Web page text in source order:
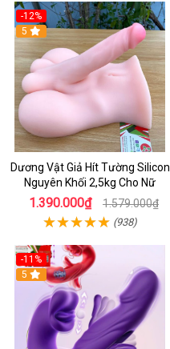
-12%
5
Dương Vật Giả Hít Tường Silicon
Nguyên Khối 2,5kg Cho Nữ
1.390.000₫ 1.579.000₫
(938)
-11%
5